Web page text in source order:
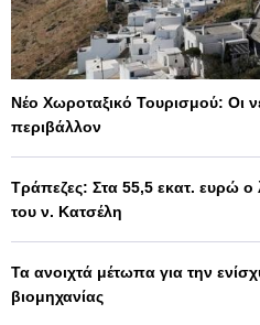
Νέο Χωροταξικό Τουρισμού: Οι
περιβάλλον
Τράπεζες: Στα 55,5 εκατ. ευρώ
του ν. Κατσέλη
Τα ανοιχτά μέτωπα για την
βιομηχανίας